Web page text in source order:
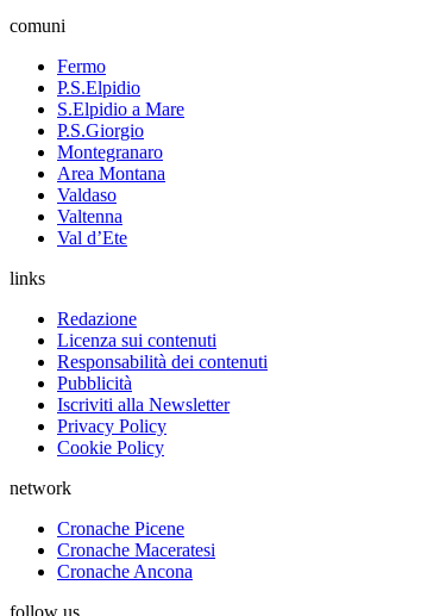
comuni
Fermo
P.S.Elpidio
S.Elpidio a Mare
P.S.Giorgio
Montegranaro
Area Montana
Valdaso
Valtenna
Val d’Ete
links
Redazione
Licenza sui contenuti
Responsabilità dei contenuti
Pubblicità
Iscriviti alla Newsletter
Privacy Policy
Cookie Policy
network
Cronache Picene
Cronache Maceratesi
Cronache Ancona
follow us